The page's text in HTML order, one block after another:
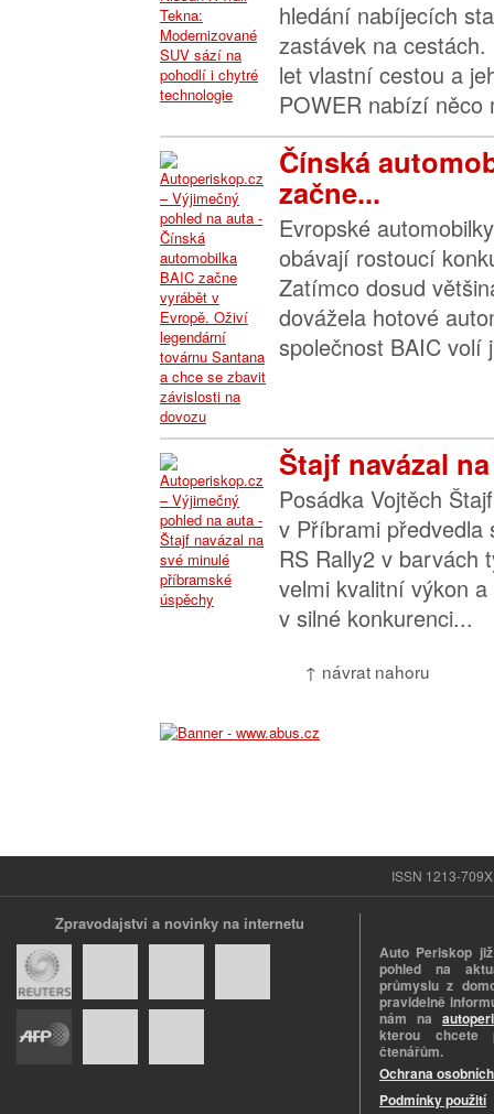
hledání nabíjecích
zastávek na
let vlastní cestou a
POWER nabízí něco
Čínská
začne...
Evropské
obávají rostoucí
Zatímco dosud
dovážela hotové
společnost BAIC volí
Štajf navázal
Posádka Vojtěch
v Příbrami předvedla
RS Rally2 v barvách
velmi kvalitní výkon
v silné konkurenci...
↑ návrat nahoru
ISSN 1213-
Zpravodajství a novinky na internetu
Auto Periskop
pohled na
průmyslu z
pravidelně
nám na
kterou chcete
čtenářům.
Ochrana
Podmínky použití